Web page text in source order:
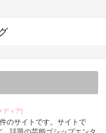
ディア]
のサイトです。サイトで